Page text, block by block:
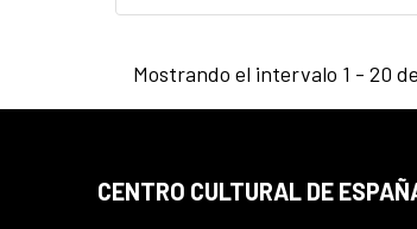
Mostrando el intervalo 1 - 20
CENTRO CULTURAL DE